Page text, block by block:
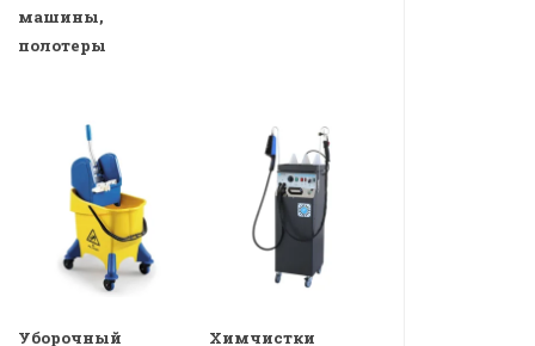
машины,
полотеры
Уборочный
Химчистки